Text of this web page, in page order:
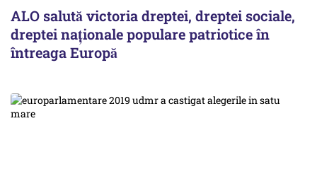
ALO salută victoria dreptei, dreptei sociale,
dreptei naţionale populare patriotice în
întreaga Europă